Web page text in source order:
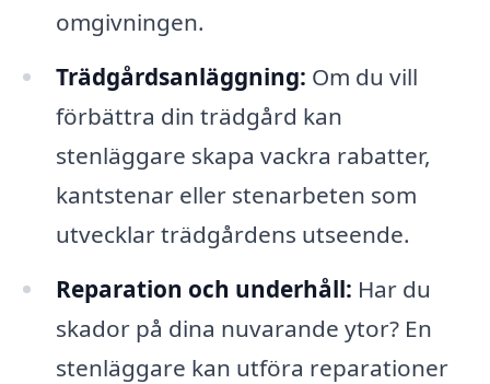
omgivningen.
Trädgårdsanläggning: Om du vill
förbättra din trädgård kan
stenläggare skapa vackra rabatter,
kantstenar eller stenarbeten som
utvecklar trädgårdens utseende.
Reparation och underhåll: Har du
skador på dina nuvarande ytor? En
stenläggare kan utföra reparationer